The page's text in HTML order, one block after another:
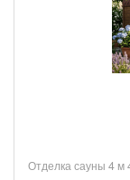
Отделка сауны 4 м